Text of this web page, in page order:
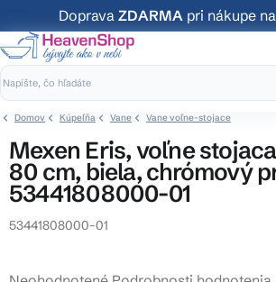
na
obsah
Doprava ZDARMA pri nákupe
Domov Kúpeľňa Vane Vane voľne-stojace
Mexen Eris, voľne
80 cm, biela, chrómový
53441808000-01
53441808000-01